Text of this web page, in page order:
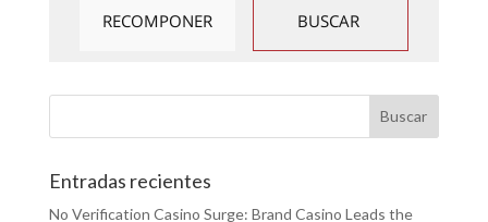
Entradas recientes
No Verification Casino Surge: Brand Casino Leads the